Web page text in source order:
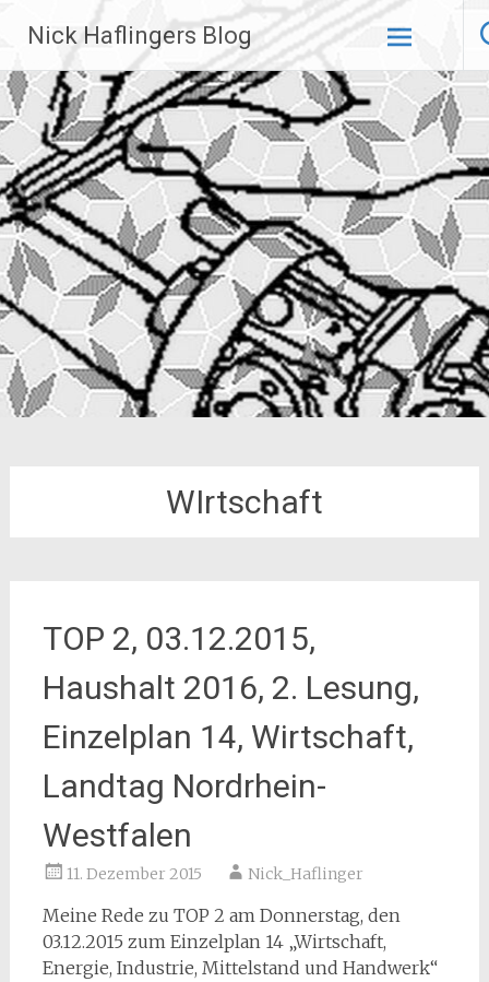
Inhalt
springen
Nick Haflingers Blog
WIrtschaft
TOP 2, 03.12.2015,
Haushalt 2016, 2. Lesung,
Einzelplan 14, Wirtschaft,
Landtag Nordrhein-
Westfalen
11. Dezember 2015 Nick_Haflinger
Meine Rede zu TOP 2 am Donnerstag, den
03.12.2015 zum Einzelplan 14 „Wirtschaft,
Energie, Industrie, Mittelstand und Handwerk“